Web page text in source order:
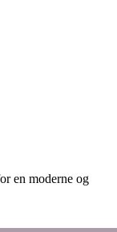
en moderne og